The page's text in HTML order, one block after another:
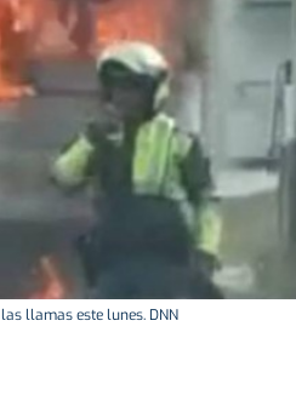
llamas este lunes. DNN